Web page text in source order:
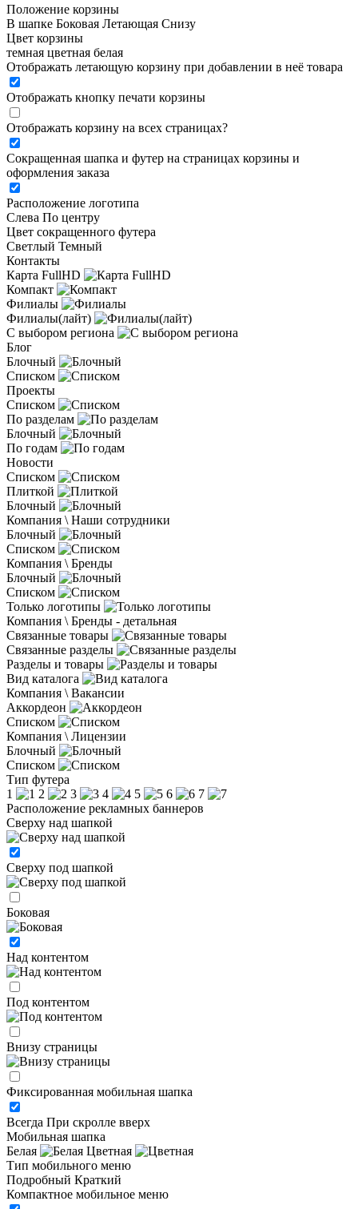
Положение корзины
В шапке Боковая Летающая Снизу
Цвет корзины
темная цветная белая
Отображать летающую корзину при добавлении в неё товара
Отображать кнопку печати корзины
Отображать корзину на всех страницах?
Сокращенная шапка и футер на страницах корзины и
оформления заказа
Расположение логотипа
Cлева По центру
Цвет сокращенного футера
Светлый Темный
Контакты
Карта FullHD
Компакт
Филиалы
Филиалы(лайт)
С выбором региона
Блог
Блочный
Списком
Проекты
Списком
По разделам
Блочный
По годам
Новости
Списком
Плиткой
Блочный
Компания \ Наши сотрудники
Блочный
Списком
Компания \ Бренды
Блочный
Списком
Только логотипы
Компания \ Бренды - детальная
Связанные товары
Связанные разделы
Разделы и товары
Вид каталога
Компания \ Вакансии
Аккордеон
Списком
Компания \ Лицензии
Блочный
Списком
Тип футера
1
2 3 4 5 6
7
Расположение рекламных баннеров
Сверху над шапкой
Сверху под шапкой
Боковая
Над контентом
Под контентом
Внизу страницы
Фиксированная мобильная шапка
Всегда При скролле вверх
Мобильная шапка
Белая
Цветная
Тип мобильного меню
Подробный Краткий
Компактное мобильное меню